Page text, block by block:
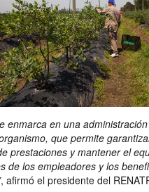
enmarca en una
que permite
prestaciones y mantener el
de los empleadores y los
, afirmó el presidente del